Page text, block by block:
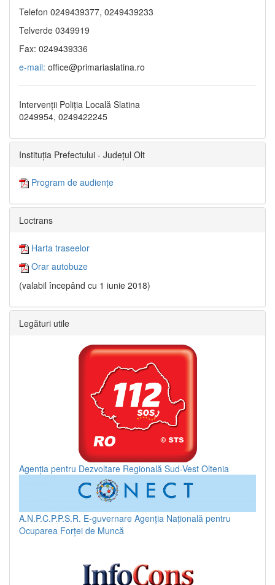
Telefon 0249439377, 0249439233
Telverde 0349919
Fax: 0249439336
e-mail: office@primariaslatina.ro
Intervenții Poliția Locală Slatina
0249954, 0249422245
Instituția Prefectului - Județul Olt
Program de audiențe
Loctrans
Harta traseelor
Orar autobuze
(valabil începând cu 1 iunie 2018)
Legături utile
Agenția pentru Dezvoltare Regională Sud-Vest Oltenia
A.N.P.C.P.P.S.R. E-guvernare Agenția Națională pentru
Ocuparea Forței de Muncă